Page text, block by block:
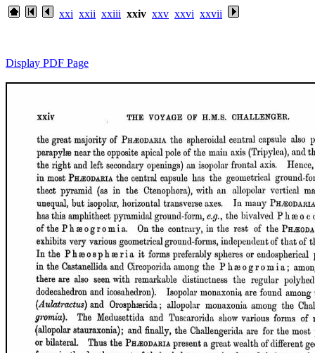
xxi xxii xxiii xxiv xxv xxvi xxvii
Display PDF Page